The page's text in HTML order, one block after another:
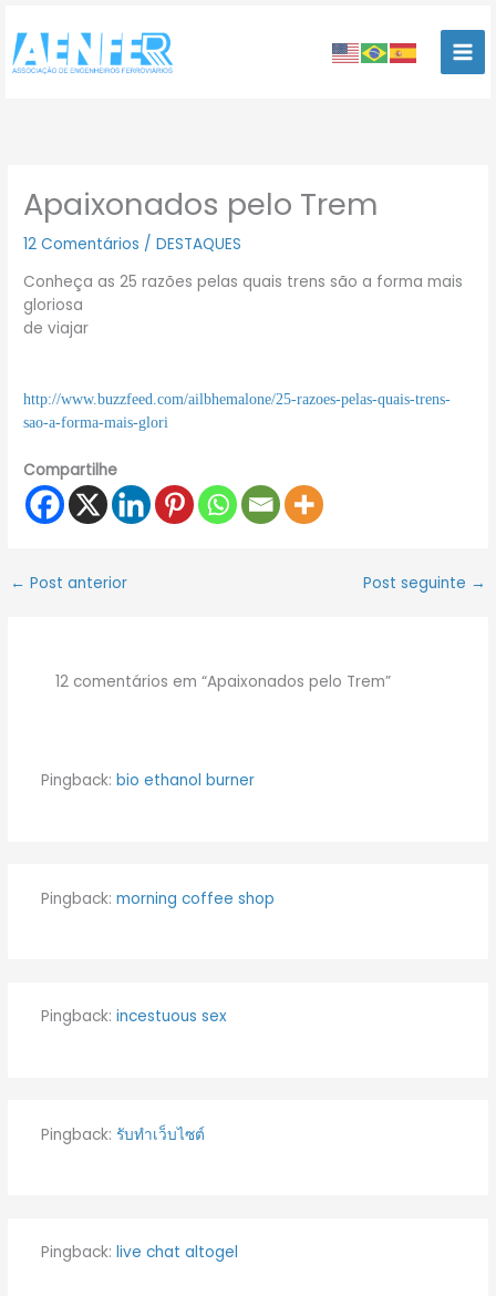
para
conteúdo
Apaixonados pelo Trem
12 Comentários /DESTAQUES
Conheça as 25 razões pelas quais trens são a forma mais
gloriosa
de viajar
http://www.buzzfeed.com/ailbhemalone/25-razoes-pelas-quais-trens-
sao-a-forma-mais-glori
Compartilhe
← Post anterior Post seguinte →
12 comentários em “Apaixonados pelo Trem”
Pingback: bio ethanol burner
Pingback: morning coffee shop
Pingback: incestuous sex
Pingback: รับทำเว็บไซต์
Pingback: live chat altogel